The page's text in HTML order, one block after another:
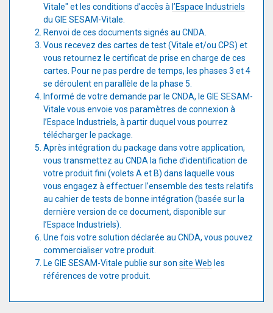
Vitale" et les conditions d’accès à l’Espace Industriels
du GIE SESAM-Vitale.
Renvoi de ces documents signés au CNDA.
Vous recevez des cartes de test (Vitale et/ou CPS) et
vous retournez le certificat de prise en charge de ces
cartes. Pour ne pas perdre de temps, les phases 3 et 4
se déroulent en parallèle de la phase 5.
Informé de votre demande par le CNDA, le GIE SESAM-
Vitale vous envoie vos paramètres de connexion à
l’Espace Industriels, à partir duquel vous pourrez
télécharger le package.
Après intégration du package dans votre application,
vous transmettez au CNDA la fiche d’identification de
votre produit fini (volets A et B) dans laquelle vous
vous engagez à effectuer l’ensemble des tests relatifs
au cahier de tests de bonne intégration (basée sur la
dernière version de ce document, disponible sur
l’Espace Industriels).
Une fois votre solution déclarée au CNDA, vous pouvez
commercialiser votre produit.
Le GIE SESAM-Vitale publie sur son site Web les
références de votre produit.